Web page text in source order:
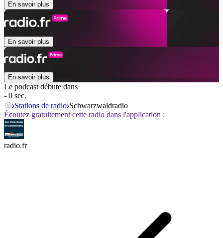
En savoir plus
En savoir plus
En savoir plus
Le podcast débute dans
- 0 sec.
Stations de radio Schwarzwaldradio
Écoutez gratuitement cette radio dans l'application :
radio.fr